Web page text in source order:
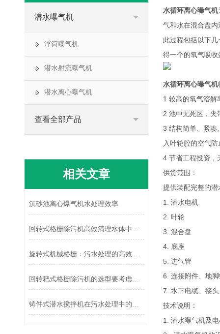
水循环离心曝气机
气和水在混合盘
此过程包括以下
得一个的氧气吸收
水循环离心曝气机
1 较高的氧气溶解
2 池中无死区，夹
3 结构简单、紧凑
入叶轮腔的空气
4 节省工程投资，
供货范围：
提供装配完整的
1. 潜水电机
2. 叶轮
3. 混合盘
4. 底座
5. 进气管
6. 连接附件、地
7. 水下电缆、接
技术说明：
1. 潜水曝气机及
潜水曝气机
浮筒曝气机
潜水射流曝气机
潜水离心曝气机
查看全部产品
相关文章
沉砂池离心爆气机水处理效率
回转式格栅除污机高效清理水体中的污染物
旋转式机械格栅：污水处理的高效卫士
回转耙式格栅除污机的选型要考虑哪些因素
铸件式潜水搅拌机在污水处理中的应用与效果分析